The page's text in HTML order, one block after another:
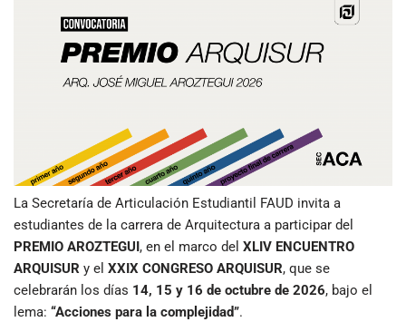
La Secretaría de Articulación Estudiantil FAUD invita a
estudiantes de la carrera de Arquitectura a participar del
PREMIO AROZTEGUI, en el marco del XLIV ENCUENTRO
ARQUISUR y el XXIX CONGRESO ARQUISUR, que se
celebrarán los días 14, 15 y 16 de octubre de 2026, bajo el
lema: “Acciones para la complejidad”.